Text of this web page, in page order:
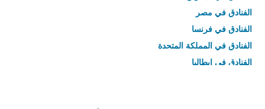
الفنادق في مصر
الفنادق في فرنسا
الفنادق في المملكة المتحدة
الفنادق في إيطاليا